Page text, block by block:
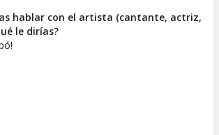
hablar con el artista (cantante, actriz,
le dirías?